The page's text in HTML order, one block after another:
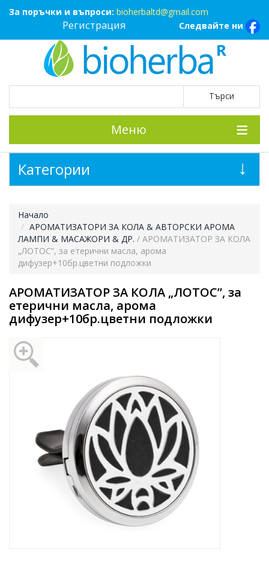
За поръчки и въпроси: bioherbaltd@gmail.com
Следвайте ни
Регистрация
Меню
Начало
АРОМАТИЗАТОРИ ЗА КОЛА & АВТОРСКИ АРОМА
ЛАМПИ & МАСАЖОРИ & ДР. / АРОМАТИЗАТОР ЗА КОЛА
„ЛОТОС”, за етерични масла, арома
дифузер+10бр.цветни подложки
АРОМАТИЗАТОР ЗА КОЛА „ЛОТОС”, за
етерични масла, арома
дифузер+10бр.цветни подложки
Категории